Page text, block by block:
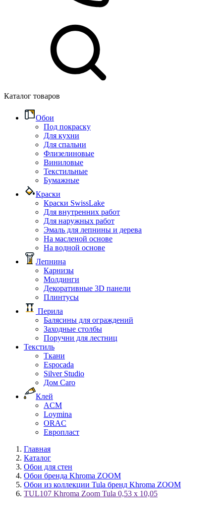
Каталог товаров
Обои
Под покраску
Для кухни
Для спальни
Флизелиновые
Виниловые
Текстильные
Бумажные
Краски
Краски SwissLake
Для внутренних работ
Для наружных работ
Эмаль для лепнины и дерева
На масленой основе
На водной основе
Лепнина
Карнизы
Молдинги
Декоративные 3D панели
Плинтусы
Перила
Балясины для ограждений
Заходные столбы
Поручни для лестниц
Текстиль
Ткани
Espocada
Silver Studio
Дом Caro
Клей
ACM
Loymina
ORAC
Европласт
Главная
Каталог
Обои для стен
Обои бренда Khroma ZOOM
Обои из коллекции Tula бренд Khroma ZOOM
TUL107 Khroma Zoom Tula 0,53 x 10,05